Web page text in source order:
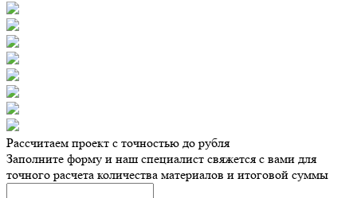
Рассчитаем проект с точностью до рубля
Заполните форму и наш специалист свяжется с вами для
точного расчета количества материалов и итоговой суммы